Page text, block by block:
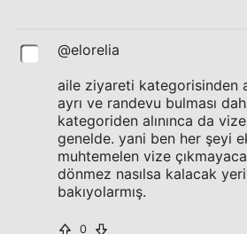
@elorelia
aile ziyareti kategorisinden
ayrı ve randevu bulması
kategoriden alınınca da
genelde. yani ben her şeyi
muhtemelen vize
dönmez nasılsa kalacak
bakıyolarmış.
0